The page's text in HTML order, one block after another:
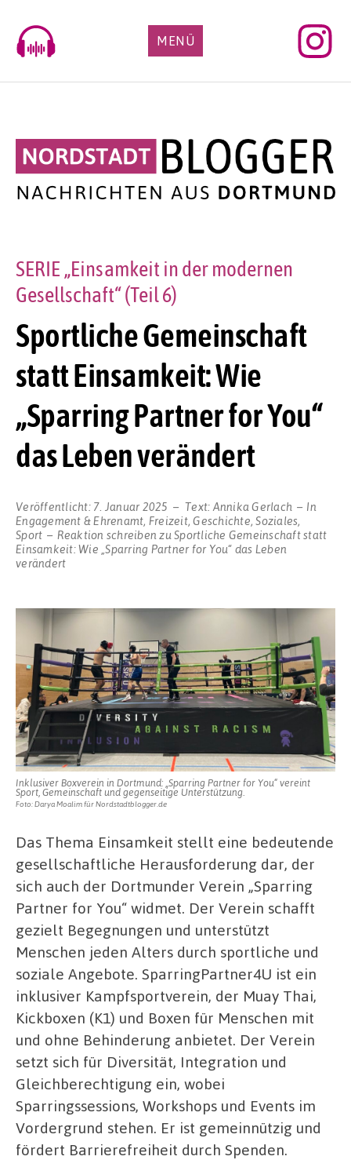
content
MENÜ
Sportliche Gemeinschaft
statt Einsamkeit: Wie
„Sparring Partner for You“
das Leben verändert
SERIE „Einsamkeit in der modernen
Gesellschaft“ (Teil 6)
Veröffentlicht: 7. Januar 2025 Text: Annika Gerlach
In
Engagement & Ehrenamt, Freizeit,Geschichte,Soziales,
Sport
Reaktion schreiben zu Sportliche Gemeinschaft statt
Einsamkeit: Wie „Sparring Partner for You“ das Leben
verändert
Inklusiver Boxverein in Dortmund: „Sparring Partner for You“ vereint
Sport, Gemeinschaft und gegenseitige Unterstützung.
Foto: Darya Moalim für Nordstadtblogger.de
Das Thema Einsamkeit stellt eine bedeutende
gesellschaftliche Herausforderung dar, der
sich auch der Dortmunder Verein „Sparring
Partner for You“ widmet. Der Verein schafft
gezielt Begegnungen und unterstützt
Menschen jeden Alters durch sportliche und
soziale Angebote. SparringPartner4U ist ein
inklusiver Kampfsportverein, der Muay Thai,
Kickboxen (K1) und Boxen für Menschen mit
und ohne Behinderung anbietet. Der Verein
setzt sich für Diversität, Integration und
Gleichberechtigung ein, wobei
Sparringssessions, Workshops und Events im
Vordergrund stehen. Er ist gemeinnützig und
fördert Barrierefreiheit durch Spenden.